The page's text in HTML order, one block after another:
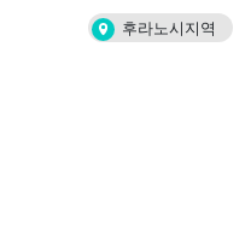
후라노시지역